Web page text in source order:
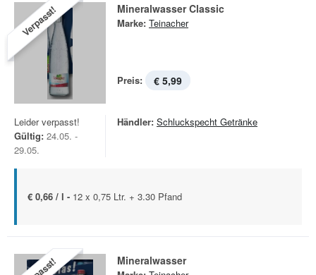
Verpasst! Mineralwasser Classic
Marke: Teinacher
Preis: € 5,99
Leider verpasst!
Gültig: 24.05. -
29.05.
Händler: Schluckspecht Getränke
€ 0,66 / l - 12 x 0,75 Ltr. + 3.30 Pfand
Mineralwasser